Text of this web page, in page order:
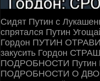
Сидят Путин с
спрятался Путин
Гордон ПУТИН
закусить Гордон
ПОДРОБНОСТИ Путин
ПОДРОБНОСТИ О